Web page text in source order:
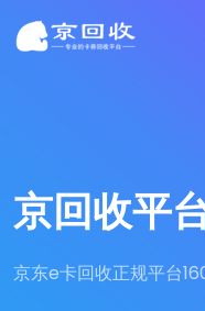
京回收平
京东e卡回收正规平台